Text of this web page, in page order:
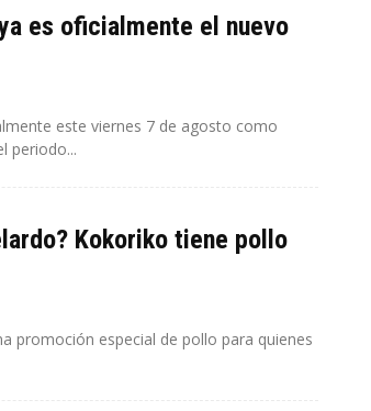
es oficialmente el nuevo
este viernes 7 de agosto como
periodo...
Kokoriko tiene pollo
promoción especial de pollo para quienes